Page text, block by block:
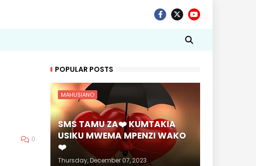
0
POPULAR POSTS
MAHUSIANO
SMS TAMU ZA❤️ KUMTAKIA
USIKU MWEMA MPENZI WAKO
❤️
Thursday, December 07, 2023